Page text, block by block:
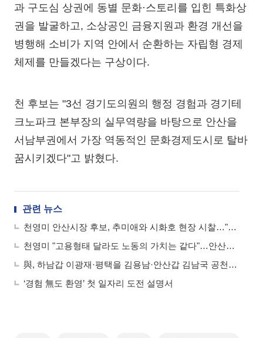
과 구도심 상권에 동별 문화·스토리를 입힌 특화상
권을 발굴하고, 소상공인 금융지원과 환경 개선을
병행해 소비가 지역 안에서 순환하는 자립형 경제
체제를 만들겠다는 구상이다.
천 후보는 "3선 경기도의원의 행정 경험과 경기테
크노파크 본부장의 실무역량을 바탕으로 안산을
서남부권에서 가장 역동적인 문화경제도시로 탈바
꿈시키겠다"고 밝혔다.
관련 뉴스
천영미 안산시장 후보, 추미애와 시화호 현장 시찰…"RE100 선도도시로 만들겠다"
천영미 "고용형태 달라도 노동의 가치는 같다"…안산형 노동존중 4대 공약 발표
與, 하남갑 이광재·평택을 김용남·안산갑 김남국 공천…김용 컷오프
‘경험 無도 환영’ 첫 일자리 도전 설명서